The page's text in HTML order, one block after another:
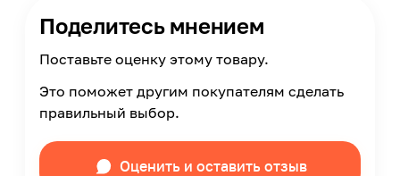
Поделитесь мнением
Поставьте оценку этому товару.
Это поможет другим покупателям сделать
правильный выбор.
Оценить и оставить отзыв